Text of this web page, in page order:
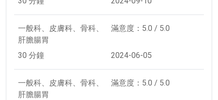
一般科、皮膚科、骨科、
肝膽腸胃
滿意度：5.0 / 5.0
30 分鐘 2024-06-05
一般科、皮膚科、骨科、
肝膽腸胃
滿意度：5.0 / 5.0